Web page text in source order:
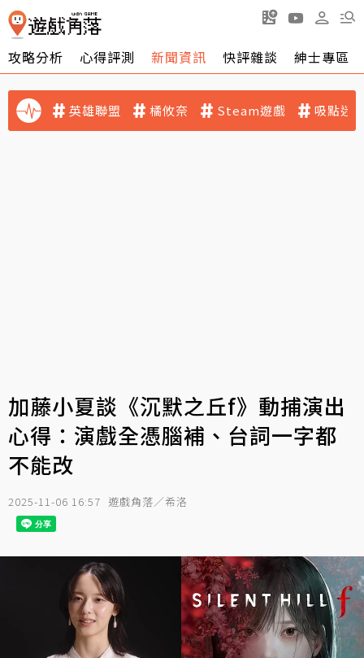
攻略分析 心得評測 新聞資訊 快評雜談 紳士專區
英雄聯盟 橘攸奈 Steam遊戲 吸點迷
加藤小夏談《沉默之丘f》動捕演出
心得：演戲全憑腦補、台詞一字都
不能改
2025-11-06 16:57 遊戲角落／希洛